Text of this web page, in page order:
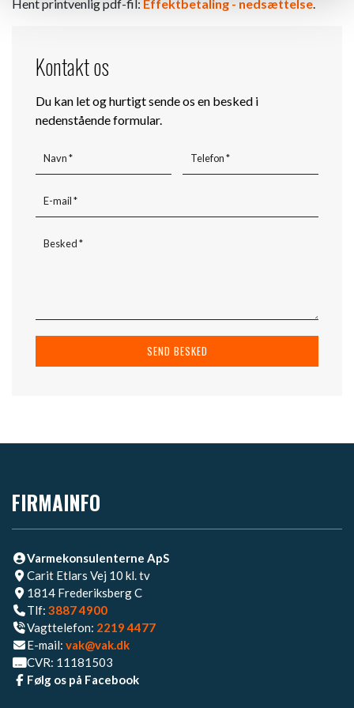
Hent printvenlig pdf-fil: Effektbetaling - nedsættelse.​
Kontakt os
Du kan let og hurtigt sende os en besked i
nedenstående formular.
FIRMAINFO
Varmekonsulenterne ApS
Carit Etlars Vej 10 kl. tv
1814 Frederiksberg C
Tlf: 3887 4900
Vagttelefon: 2219 4477​
E-mail: vak@vak.dk
CVR: 11181503
Følg os på Facebook